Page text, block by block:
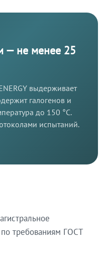
— не менее 25
выдерживает
галогенов и
до 150 °C.
испытаний.
требованиям ГОСТ